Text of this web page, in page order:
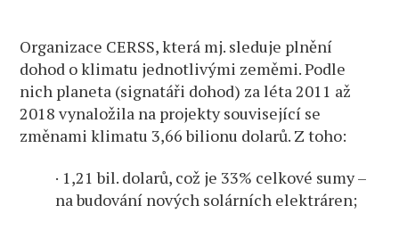
Organizace CERSS, která mj. sleduje plnění
dohod o klimatu jednotlivými zeměmi. Podle
nich planeta (signatáři dohod) za léta 2011 až
2018 vynaložila na projekty související se
změnami klimatu 3,66 bilionu dolarů. Z toho:
· 1,21 bil. dolarů, což je 33% celkové sumy –
na budování nových solárních elektráren;